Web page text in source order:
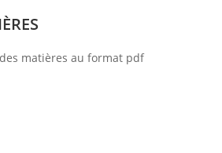
matières au format pdf